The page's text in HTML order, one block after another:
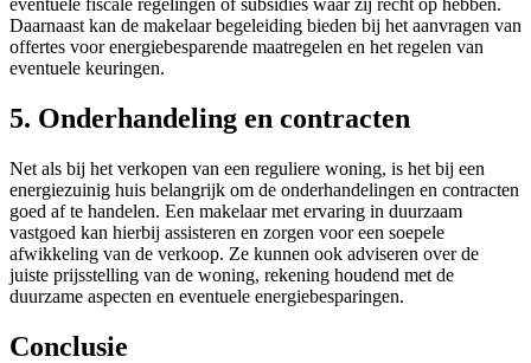
Daarnaast kan de makelaar begeleiding bieden bij het aanvragen van
offertes voor energiebesparende maatregelen en het regelen van
eventuele keuringen.
5. Onderhandeling en contracten
Net als bij het verkopen van een reguliere woning, is het bij een
energiezuinig huis belangrijk om de onderhandelingen en contracten
goed af te handelen. Een makelaar met ervaring in duurzaam
vastgoed kan hierbij assisteren en zorgen voor een soepele
afwikkeling van de verkoop. Ze kunnen ook adviseren over de
juiste prijsstelling van de woning, rekening houdend met de
duurzame aspecten en eventuele energiebesparingen.
Conclusie